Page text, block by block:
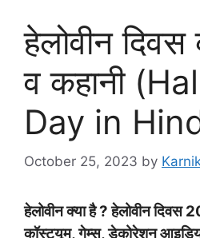
हेलोवीन दिवस
व कहानी
Day in
October 25, 2023 by
हेलोवीन क्या है ? हेलोवीन दिवस
कॉस्ट्यूम, गेम्स, डेकोरेशन